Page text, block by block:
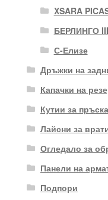
XSARA
БЕРЛИНГО
С-Елизе
Дръжки на
Капачки на
Кутии за
Лайсни за
Огледало за
Панели на
Подпори